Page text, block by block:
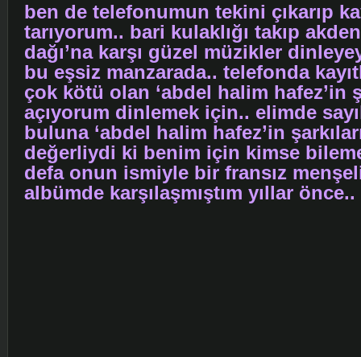
ben de telefonumun tekini çıkarıp
tarıyorum.. bari kulaklığı takıp
dağı’na karşı güzel müzikler
bu eşsiz manzarada.. telefonda
çok kötü olan ‘abdel halim hafez’in
açıyorum dinlemek için.. elimde
buluna ‘abdel halim hafez’in
değerliydi ki benim için kimse
defa onun ismiyle bir fransız
albümde karşılaşmıştım yıllar önce..